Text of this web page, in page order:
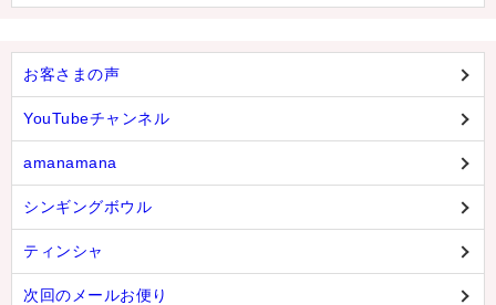
お客さまの声
YouTubeチャンネル
amanamana
シンギングボウル
ティンシャ
次回のメールお便り